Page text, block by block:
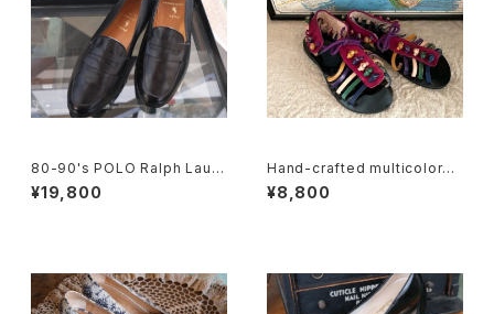
80-90's POLO Ralph Laure
n penny Loafers made in It
aly
¥19,800
Hand-crafted multicolored
leather Sandals
¥8,800